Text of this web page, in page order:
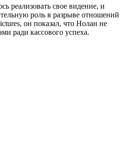
реализовать свое видение, и
роль в разрыве отношений
он показал, что Нолан не
ради кассового успеха.